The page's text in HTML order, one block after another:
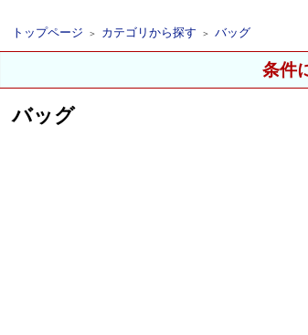
トップページ ＞ カテゴリから探す ＞ バッグ
条件
バッグ